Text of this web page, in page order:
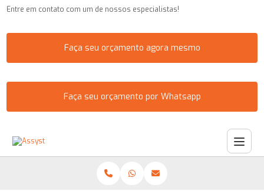
Entre em contato com um de nossos especialistas!
Faça seu orçamento agora mesmo
Faça seu orçamento por Whatsapp